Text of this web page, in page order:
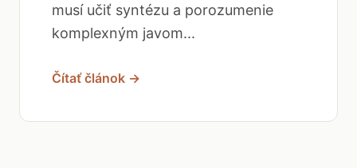
musí učiť syntézu a porozumenie
komplexným javom...
Čítať článok →